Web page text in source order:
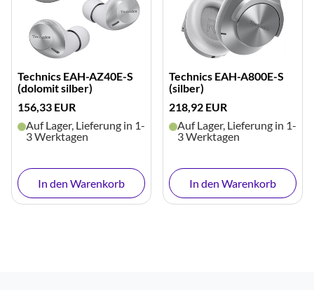
Technics EAH-AZ40E-S
(dolomit silber)
156,33 EUR
Auf Lager, Lieferung in 1-
3 Werktagen
In den Warenkorb
Technics EAH-A800E-S
(silber)
218,92 EUR
Auf Lager, Lieferung in 1-
3 Werktagen
In den Warenkorb